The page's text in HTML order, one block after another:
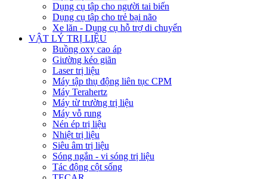
Dụng cụ tập cho người tai biến
Dụng cụ tập cho trẻ bại não
Xe lăn - Dụng cụ hỗ trợ di chuyển
VẬT LÝ TRỊ LIỆU
Buồng oxy cao áp
Giường kéo giãn
Laser trị liệu
Máy tập thụ động liên tục CPM
Máy Terahertz
Máy từ trường trị liệu
Máy vỗ rung
Nén ép trị liệu
Nhiệt trị liệu
Siêu âm trị liệu
Sóng ngắn - vi sóng trị liệu
Tác động cột sống